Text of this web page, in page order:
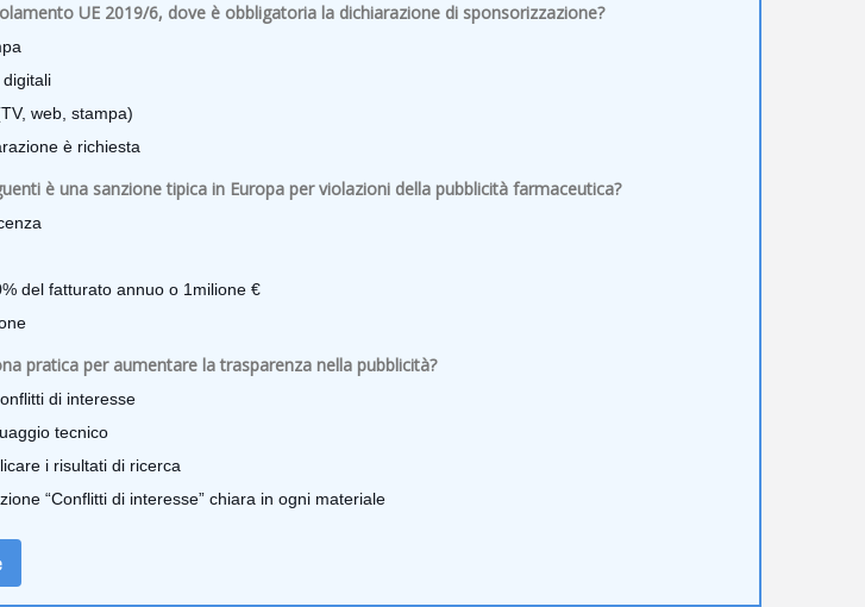
UE 2019/6, dove è obbligatoria la dichiarazione di sponsorizzazione?
web, stampa)
è richiesta
è una sanzione tipica in Europa per violazioni della pubblicità farmaceutica?
del fatturato annuo o 1milione €
pratica per aumentare la trasparenza nella pubblicità?
di interesse
tecnico
i risultati di ricerca
“Conflitti di interesse” chiara in ogni materiale